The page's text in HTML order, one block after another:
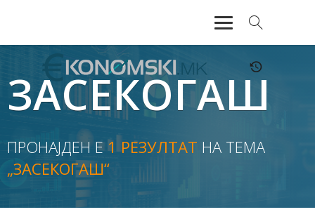
АКТУЕЛНО
ЕКОНОМИЈА
ФИНАНСИИ
БАНКАРСТВО
ЖИВОТ
ЗАСЕКОГАШ
ПРОНАЈДЕН Е1 РЕЗУЛТАТ НА ТЕМА
„ЗАСЕКОГАШ“